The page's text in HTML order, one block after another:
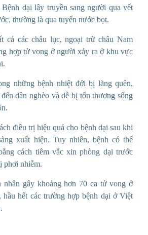
dại lây truyền sang người qua vết
thường là qua tuyến nước bọt.
cả các châu lục, ngoại trừ châu Nam
hợp tử vong ở người xảy ra ở khu vực
những bệnh nhiệt đới bị lãng quên,
dân nghèo và dễ bị tổn thương sống
điều trị hiệu quả cho bệnh dại sau khi
xuất hiện. Tuy nhiên, bệnh có thể
cách tiêm vắc xin phòng dại trước
phơi nhiễm.
nhân gây khoảng hơn 70 ca tử vong ở
hết các trường hợp bệnh dại ở Việt